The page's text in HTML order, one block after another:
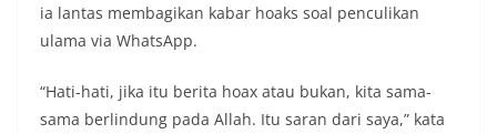
ia lantas membagikan kabar hoaks soal penculikan
ulama via WhatsApp.
“Hati-hati, jika itu berita hoax atau bukan, kita sama-
sama berlindung pada Allah. Itu saran dari saya,” kata